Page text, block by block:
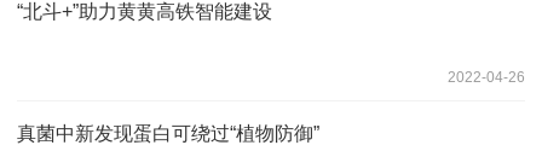
“北斗+”助力黄黄高铁智能建设
2022-04-26
真菌中新发现蛋白可绕过“植物防御”